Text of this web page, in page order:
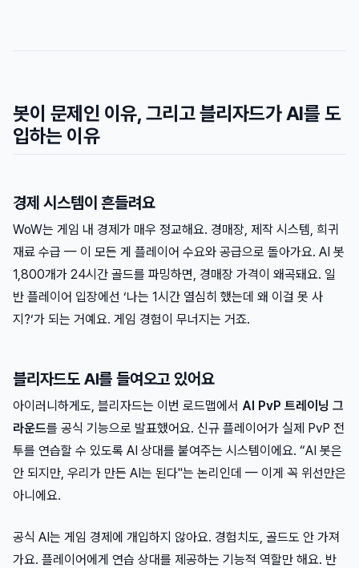
봇이 문제인 이유, 그리고 블리자드가 AI를 도
입하는 이유
경제 시스템이 흔들려요
WoW는 게임 내 경제가 매우 정교해요. 경매장, 제작 시스템, 희귀
재료 수급 — 이 모든 게 플레이어 수요와 공급으로 돌아가요. AI 봇
1,800개가 24시간 골드를 파밍하면, 경매장 가격이 왜곡돼요. 일
반 플레이어 입장에선 ‘나는 1시간 열심히 했는데 왜 이걸 못 사
지?‘가 되는 거예요. 게임 경험이 무너지는 거죠.
블리자드도 AI를 들여오고 있어요
아이러니하게도, 블리자드는 이번 로드맵에서 AI PvP 트레이닝 그
라운드를 공식 기능으로 발표했어요. 신규 플레이어가 실제 PvP 전
투를 연습할 수 있도록 AI 상대를 붙여주는 시스템이에요. “AI 봇은
안 되지만, 우리가 만든 AI는 된다"는 논리인데 — 이게 꼭 위선만은
아니에요.
공식 AI는 게임 경제에 개입하지 않아요. 경험치도, 골드도 안 가져
가요. 플레이어에게 연습 상대를 제공하는 기능적 역할만 해요. 반